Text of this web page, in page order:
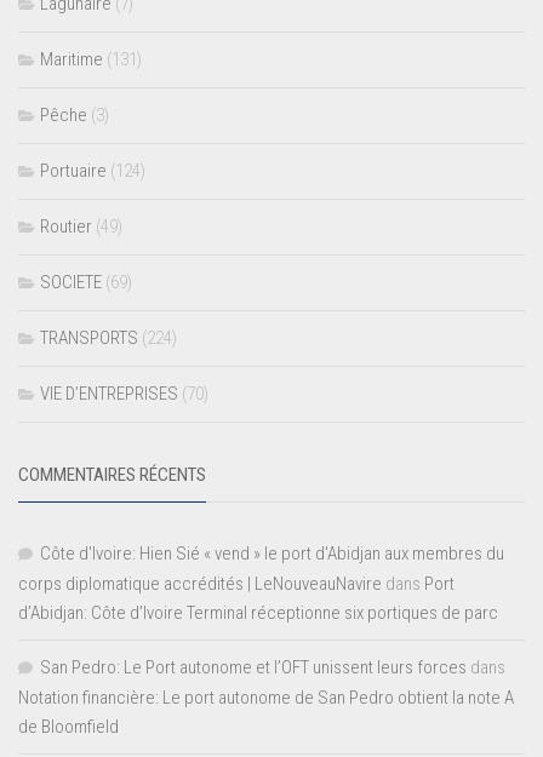
Maritime (131)
Pêche (3)
Portuaire (124)
Routier (49)
SOCIETE (69)
TRANSPORTS (224)
VIE D’ENTREPRISES (70)
COMMENTAIRES RÉCENTS
Côte d'Ivoire: Hien Sié « vend » le port d'Abidjan aux membres du
corps diplomatique accrédités | LeNouveauNavire dans Port
d’Abidjan: Côte d’Ivoire Terminal réceptionne six portiques de parc
San Pedro: Le Port autonome et l’OFT unissent leurs forces dans
Notation financière: Le port autonome de San Pedro obtient la note A
de Bloomfield